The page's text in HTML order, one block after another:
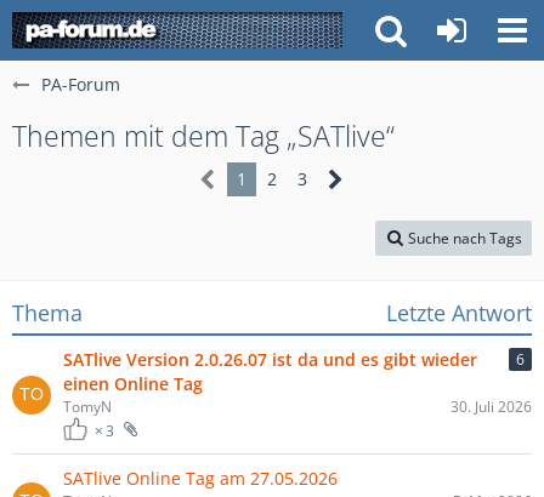
PA-Forum
Themen mit dem Tag „SATlive“
1 2 3
Suche nach Tags
Thema Letzte Antwort
SATlive Version 2.0.26.07 ist da und es gibt wieder
einen Online Tag
6
3
TomyN 30. Juli 2026
SATlive Online Tag am 27.05.2026